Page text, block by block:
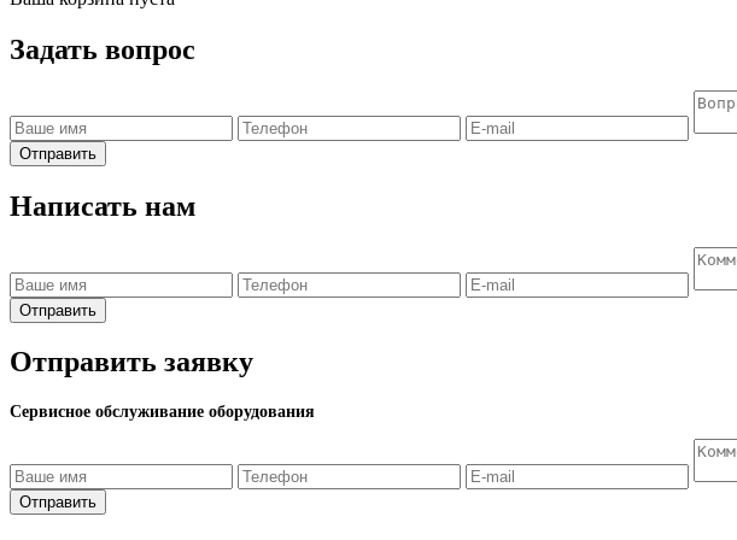
Задать вопрос
Отправить
Написать нам
Отправить
Отправить заявку
Сервисное обслуживание оборудования
Отправить